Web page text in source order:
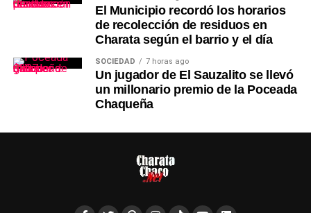
El Municipio recordó los horarios
de recolección de residuos en
Charata según el barrio y el día
SOCIEDAD 7 horas ago
Un jugador de El Sauzalito se llevó
un millonario premio de la Poceada
Chaqueña